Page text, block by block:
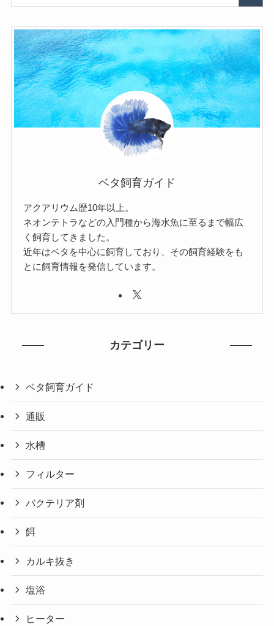
ベタ飼育ガイド
アクアリウム歴10年以上。
ネオンテトラなどの入門種から海水魚に至るまで幅広
く飼育してきました。
近年はベタを中心に飼育しており、その飼育経験をも
とに飼育情報を発信しています。
カテゴリー
ベタ飼育ガイド
通販
水槽
フィルター
バクテリア剤
餌
カルキ抜き
塩浴
ヒーター